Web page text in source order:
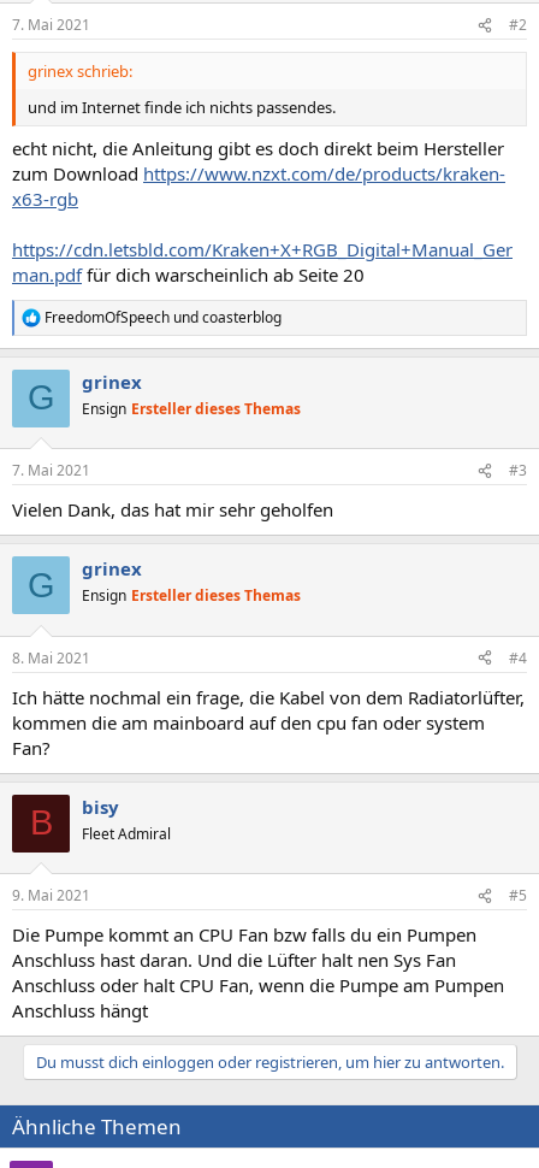
7. Mai 2021 #2
grinex schrieb:
und im Internet finde ich nichts passendes.
echt nicht, die Anleitung gibt es doch direkt beim Hersteller
zum Download https://www.nzxt.com/de/products/kraken-
x63-rgb
https://cdn.letsbld.com/Kraken+X+RGB_Digital+Manual_Ger
man.pdffür dich warscheinlich ab Seite 20
R
e
e
:
FreedomOfSpeech undcoasterblog
G grinex
Ensign Ersteller dieses Themas
7. Mai 2021 #3
Vielen Dank, das hat mir sehr geholfen
G grinex
Ensign Ersteller dieses Themas
8. Mai 2021 #4
Ich hätte nochmal ein frage, die Kabel von dem Radiatorlüfter,
kommen die am mainboard auf den cpu fan oder system
Fan?
B bisy
Fleet Admiral
9. Mai 2021 #5
Die Pumpe kommt an CPU Fan bzw falls du ein Pumpen
Anschluss hast daran. Und die Lüfter halt nen Sys Fan
Anschluss oder halt CPU Fan, wenn die Pumpe am Pumpen
Anschluss hängt
Du musst dich einloggen oder registrieren, um hier zu antworten.
Ähnliche Themen